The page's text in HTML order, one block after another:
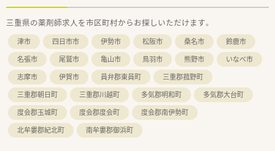
■残業代は1分単位で支給され、PCによる徹底した勤怠管理によ
りサービス残業が発生しない仕組みがあります。
■年間休日は117日が確保されており、有給休暇の消化率も高い
ためプライベートの時間をしっかりと保てます。
【想定されるキャリアイメージ】
■店舗での管理薬剤師だけでなく、統括薬局長や地区長など多彩
なキャリアパスを目指すことが十分に可能です。
■全国職を選択した場合は幹部社員への登竜門となり、将来的に
会社の中核を担う重要なポジションを目指せます。
■個人の意欲や適性に合わせてキャリアの選択肢が用意されて
三重県の薬剤師求人を市区町村からお探しいただけます。
津市 四日市市 伊勢市 松阪市 桑名市
鈴鹿市
名張市
尾鷲市 亀山市 鳥羽市 熊野市
いなべ市
志摩市
伊賀市 員弁郡東員町
三重郡菰野町
三重郡朝日町
三重郡川越町 多気郡明和町
多気郡大台町
度会郡玉城町
度会郡度会町
度会郡南伊勢町
北牟婁郡紀北町
南牟婁郡御浜町